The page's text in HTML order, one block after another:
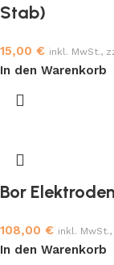
Stab)
15,00 € inkl. MwSt.,
In den Warenkorb
Bor
108,00 € inkl.
In den Warenkorb